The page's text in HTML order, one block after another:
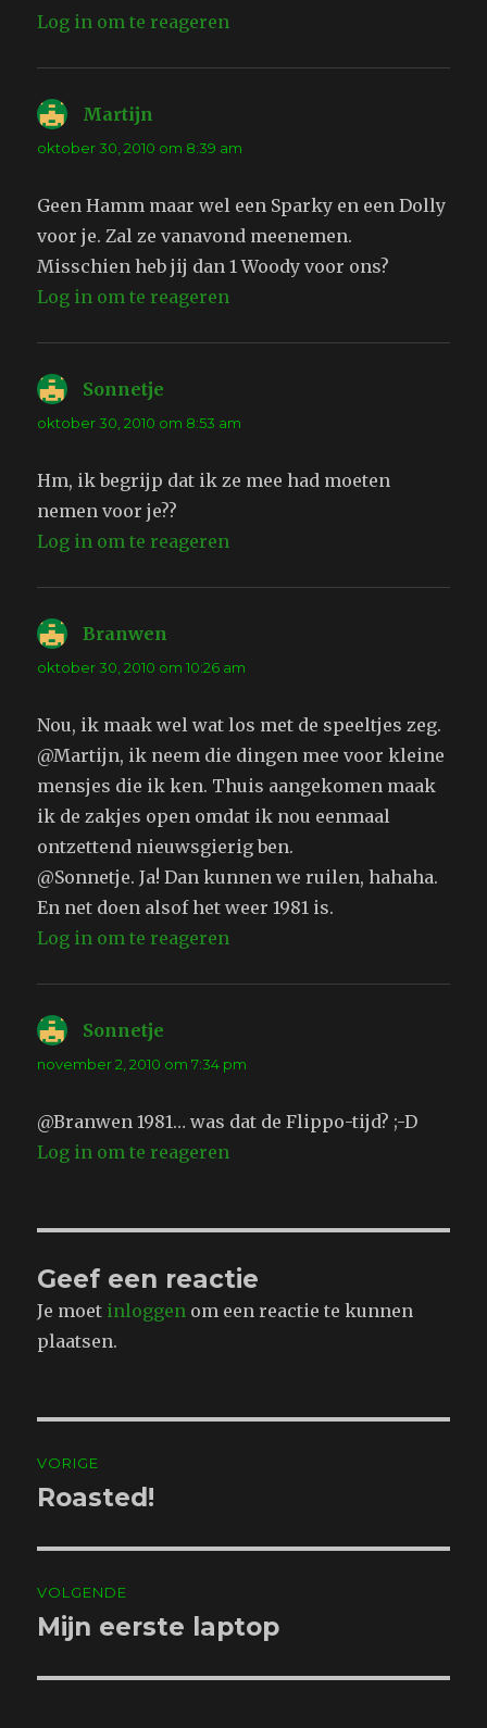
Log in om te reageren
Martijn
oktober 30, 2010 om 8:39 am
Geen Hamm maar wel een Sparky en een Dolly
voor je. Zal ze vanavond meenemen.
Misschien heb jij dan 1 Woody voor ons?
Log in om te reageren
Sonnetje
oktober 30, 2010 om 8:53 am
Hm, ik begrijp dat ik ze mee had moeten
nemen voor je??
Log in om te reageren
Branwen
oktober 30, 2010 om 10:26 am
Nou, ik maak wel wat los met de speeltjes zeg.
@Martijn, ik neem die dingen mee voor kleine
mensjes die ik ken. Thuis aangekomen maak
ik de zakjes open omdat ik nou eenmaal
ontzettend nieuwsgierig ben.
@Sonnetje. Ja! Dan kunnen we ruilen, hahaha.
En net doen alsof het weer 1981 is.
Log in om te reageren
Sonnetje
november 2, 2010 om 7:34 pm
@Branwen 1981… was dat de Flippo-tijd? ;-D
Log in om te reageren
Geef een reactie
Je moet inloggen om een reactie te kunnen
plaatsen.
navigatie
VORIGE
Vorig
Roasted!
VOLGENDE
Volgend
Mijn eerste laptop